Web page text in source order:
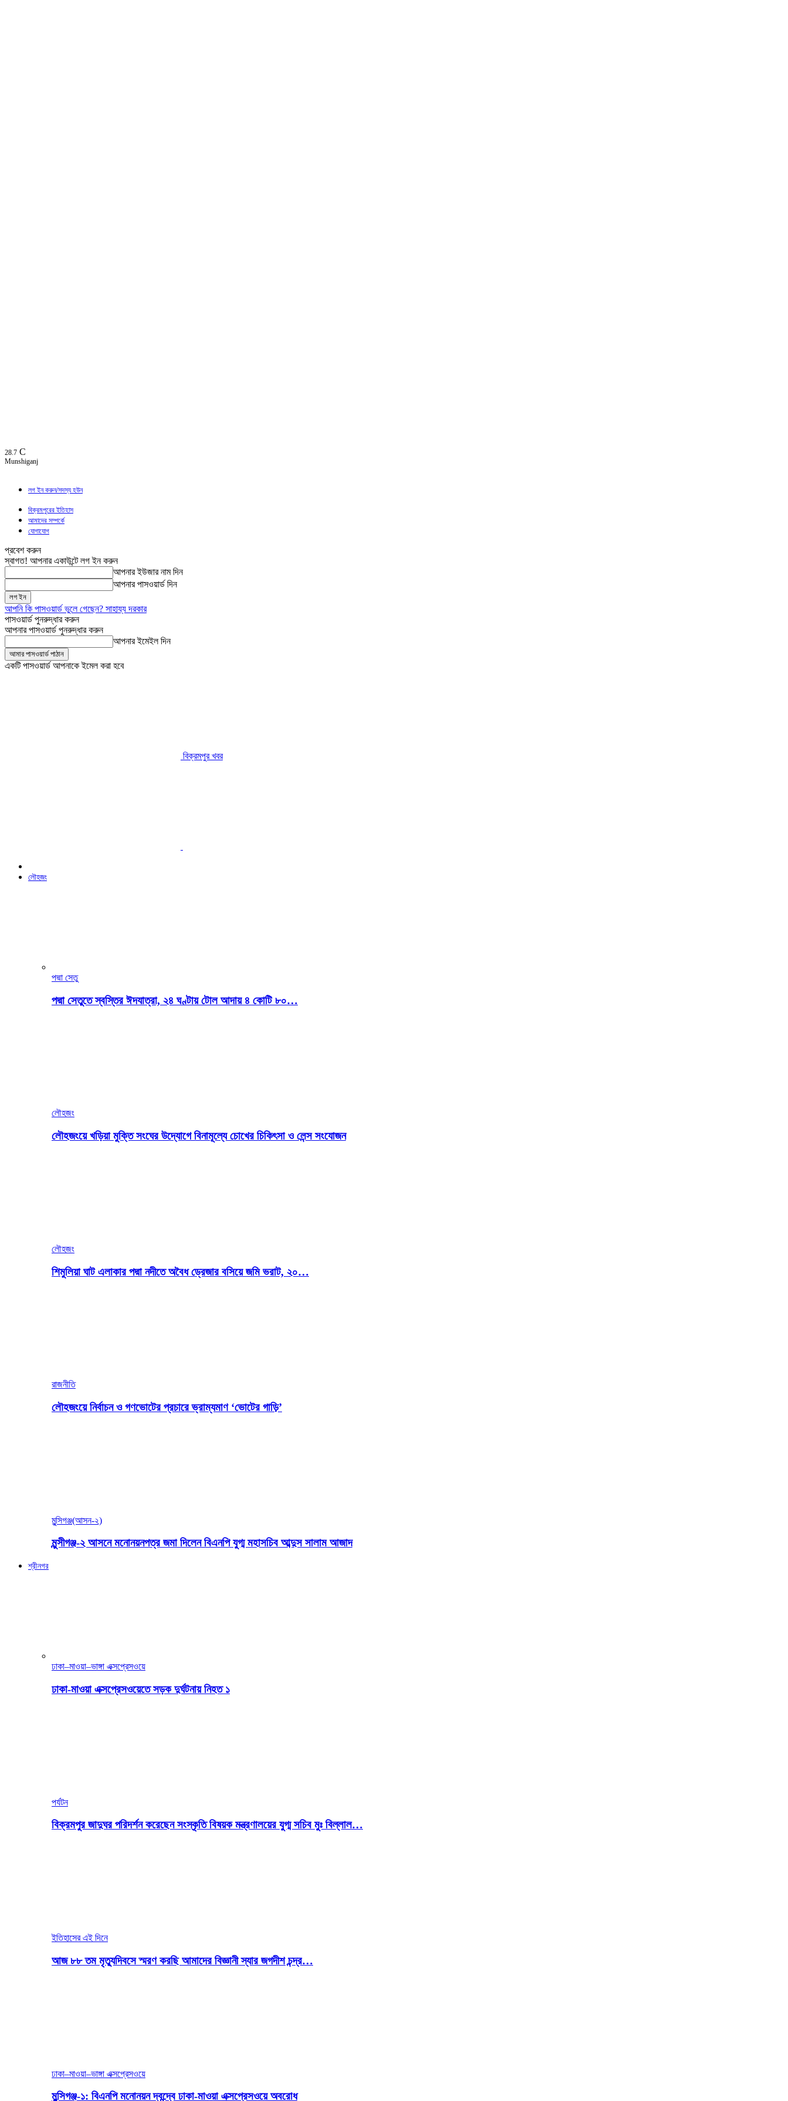
28.7 C
Munshiganj
লগ ইন করুন/সদস্য হউন
বিক্রমপুরের ইতিহাস
আমাদের সম্পর্কে
যোগাযোগ
প্রবেশ করুন
স্বাগত! আপনার একাউন্টে লগ ইন করুন
আপনার ইউজার নাম দিন
আপনার পাসওয়ার্ড দিন
আপনি কি পাসওয়ার্ড ভুলে গেছেন? সাহায্য দরকার
পাসওয়ার্ড পুনরুদ্ধার করুন
আপনার পাসওয়ার্ড পুনরুদ্ধার করুন
আপনার ইমেইল দিন
একটি পাসওয়ার্ড আপনাকে ইমেল করা হবে
বিক্রমপুর খবর
লৌহজং
পদ্মা সেতু
পদ্মা সেতুতে স্বস্তির ঈদযাত্রা, ২৪ ঘণ্টায় টোল আদায় ৪ কোটি ৮০…
লৌহজং
লৌহজংয়ে খড়িয়া মুক্তি সংঘের উদ্যোগে বিনামূল্যে চোখের চিকিৎসা ও লেন্স সংযোজন
লৌহজং
শিমুলিয়া ঘাট এলাকার পদ্মা নদীতে অবৈধ ড্রেজার বসিয়ে জমি ভরাট, ২০…
রাজনীতি
লৌহজংয়ে নির্বাচন ও গণভোটের প্রচারে ভ্রাম্যমাণ ‘ভোটের গাড়ি’
মুন্সিগঞ্জ(আসন-২)
মুন্সীগঞ্জ-২ আসনে মনোনয়নপত্র জমা দিলেন বিএনপি যুগ্ম মহাসচিব আব্দুস সালাম আজাদ
শ্রীনগর
ঢাকা–মাওয়া–ভাঙ্গা এক্সপ্রেসওয়ে
ঢাকা-মাওয়া এক্সপ্রেসওয়েতে সড়ক দুর্ঘটনায় নিহত ১
পর্যটন
বিক্রমপুর জাদুঘর পরিদর্শন করেছেন সংস্কৃতি বিষয়ক মন্ত্রণালয়ের যুগ্ম সচিব মুঃ বিল্লাল…
ইতিহাসের এই দিনে
আজ ৮৮ তম মৃত্যুদিবসে স্মরণ করছি আমাদের বিজ্ঞানী স্যার জগদীশ চন্দ্র…
ঢাকা–মাওয়া–ভাঙ্গা এক্সপ্রেসওয়ে
মুন্সিগঞ্জ-১: বিএনপি মনোনয়ন দ্বন্দ্বে ঢাকা-মাওয়া এক্সপ্রেসওয়ে অবরোধ